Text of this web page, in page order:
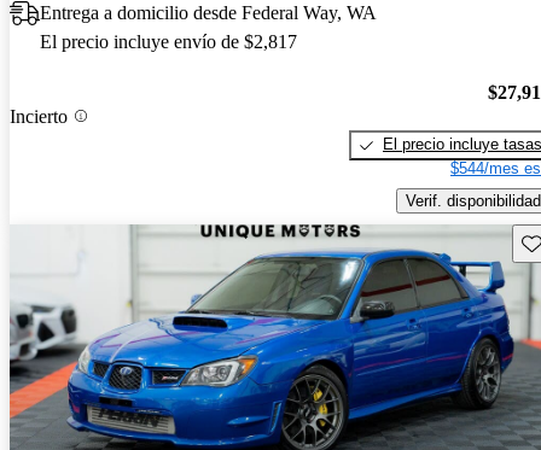
Entrega a domicilio desde Federal Way, WA
El precio incluye envío de $2,817
Incierto
El precio incluye tasas
$544/mes
Verif. disponibilidad